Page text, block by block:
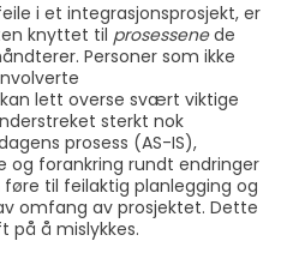
i et integrasjonsprosjekt, er
knyttet til prosessenede
Personer som ikke
lett overse svært viktige
sterkt nok
prosess (AS-IS),
og forankring rundt endringer
til feilaktig planlegging og
omfang av prosjektet. Dette
på å mislykkes.